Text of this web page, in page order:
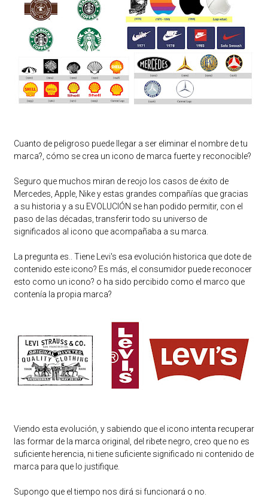
Cuanto de peligroso puede llegar a ser eliminar el nombre de tu
marca?, cómo se crea un icono de marca fuerte y reconocible?
Seguro que muchos miran de reojo los casos de éxito de
Mercedes, Apple, Nike y estas grandes compañías que gracias
a su historia y a su EVOLUCIÓN se han podido permitir, con el
paso de las décadas, transferir todo su universo de
significados al icono que acompañaba a su marca.
La pregunta es.. Tiene Levi's esa evolución historica que dote de
contenido este icono? Es más, el consumidor puede reconocer
esto como un icono? o ha sido percibido como el marco que
contenía la propia marca?
Viendo esta evolución, y sabiendo que el icono intenta recuperar
las formar de la marca original, del ribete negro, creo que no es
suficiente herencia, ni tiene suficiente significado ni contenido de
marca para que lo justifique.
Supongo que el tiempo nos dirá si funcionará o no.